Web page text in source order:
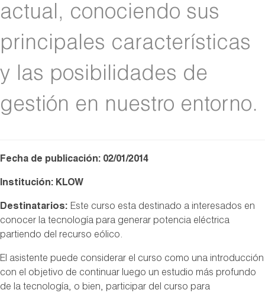
actual, conociendo sus
principales características
y las posibilidades de
gestión en nuestro entorno.
Fecha de publicación: 02/01/2014
Institución: KLOW
Destinatarios: Este curso esta destinado a interesados en
conocer la tecnología para generar potencia eléctrica
partiendo del recurso eólico.
El asistente puede considerar el curso como una introducción
con el objetivo de continuar luego un estudio más profundo
de la tecnología, o bien, participar del curso para